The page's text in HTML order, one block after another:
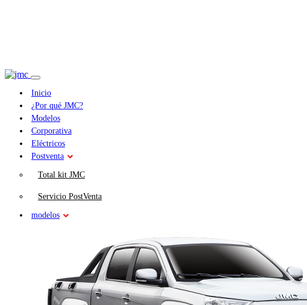
Inicio
¿Por qué JMC?
Modelos
Corporativa
Eléctricos
Postventa
Total kit JMC
Servicio PostVenta
modelos